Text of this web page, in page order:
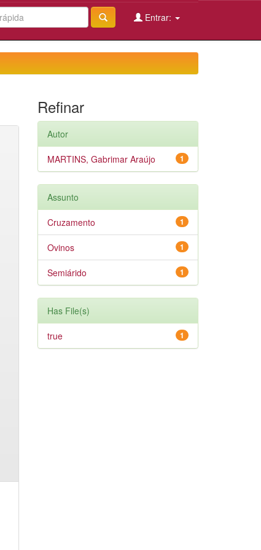
Entrar:
Refinar
Autor
1
MARTINS, Gabrimar Araújo
Assunto
1
Cruzamento
1
Ovinos
1
Semiárido
Has File(s)
1
true